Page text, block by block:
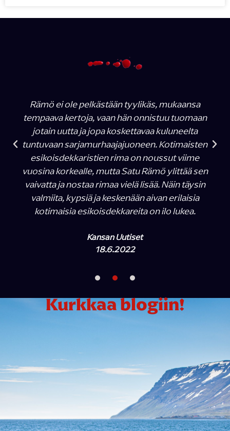
Rämö ei ole pelkästään tyylikäs, mukaansa
tempaava kertoja, vaan hän onnistuu tuomaan
jotain uutta ja jopa koskettavaa kuluneelta
tuntuvaan sarjamurhaajajuoneen. Kotimaisten
esikoisdekkaristien rima on noussut viime
vuosina korkealle, mutta Satu Rämö ylittää sen
vaivatta ja nostaa rimaa vielä lisää. Näin täysin
valmiita, kypsiä ja keskenään aivan erilaisia
kotimaisia esikoisdekkareita on ilo lukea.
Kansan Uutiset
18.6.2022
Kurkkaa blogiin!